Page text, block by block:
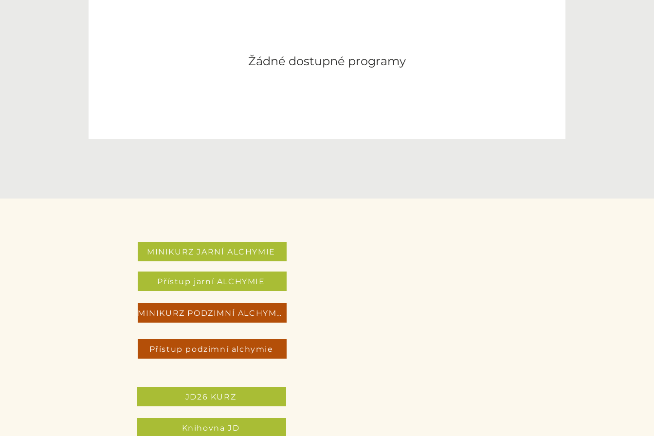
Žádné dostupné programy
MINIKURZ JARNÍ ALCHYMIE
Přístup jarní ALCHYMIE
MINIKURZ PODZIMNÍ ALCHYMIE
Přístup podzimní alchymie
JD26 KURZ
Knihovna JD